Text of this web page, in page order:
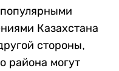
Казахстана
стороны,
района могут